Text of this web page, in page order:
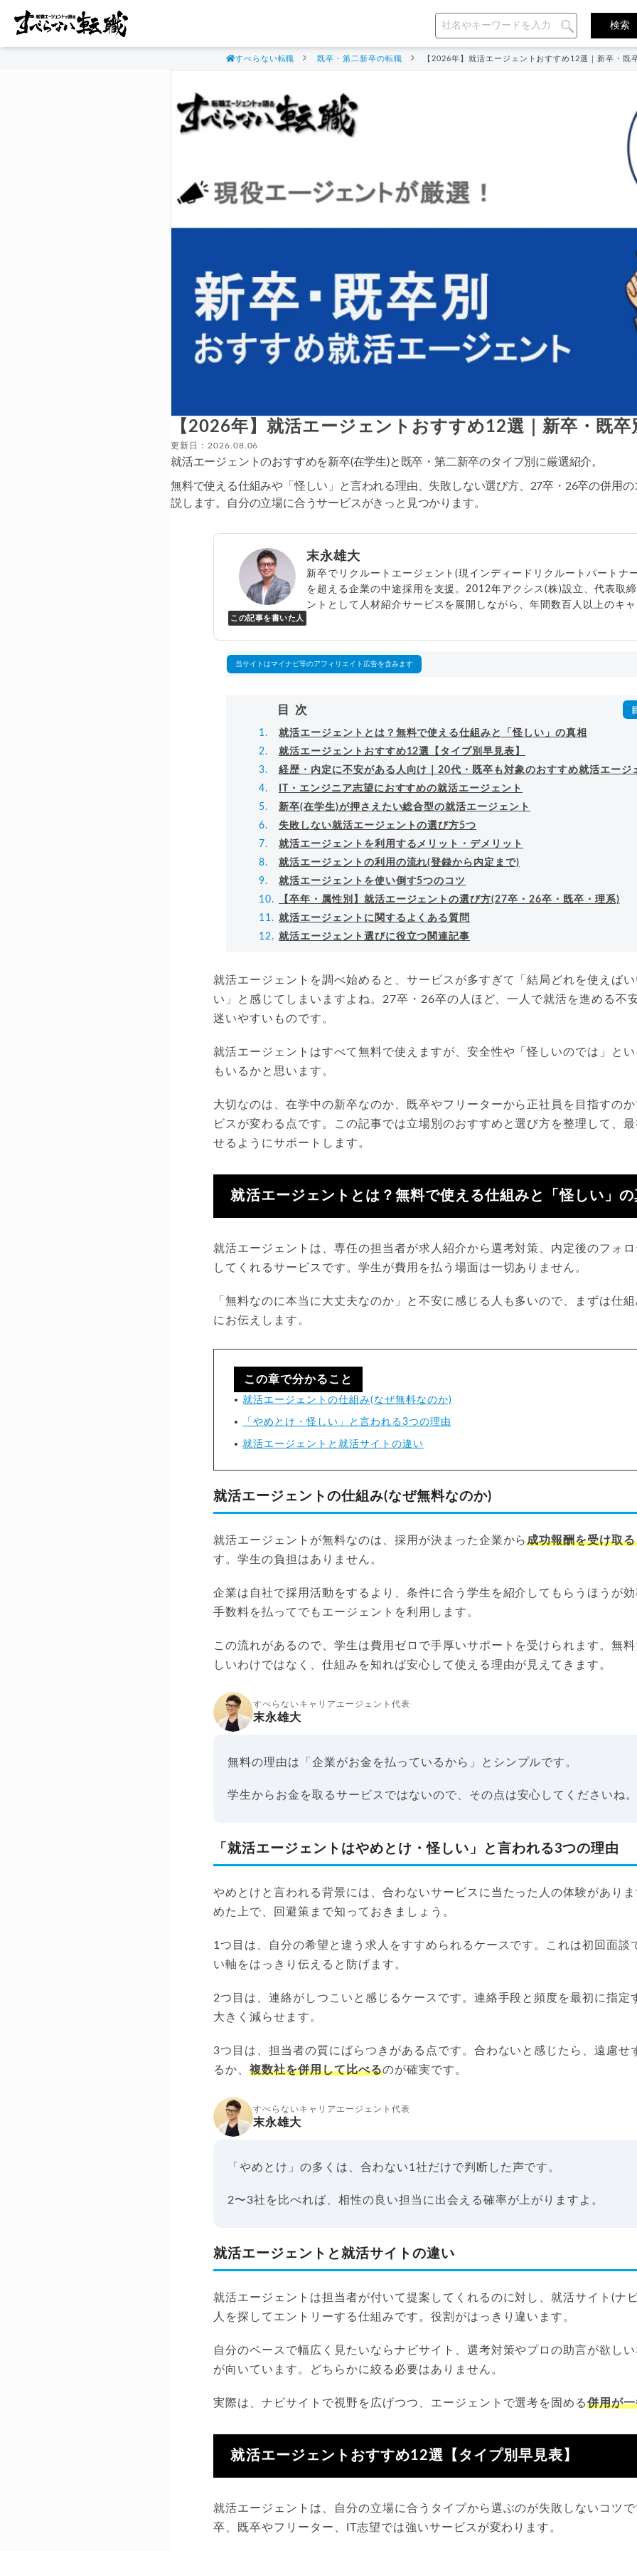
すべらない転職 既卒・第二新卒の転職 【2026年】就活エージェントおすすめ12選｜新卒・既
【2026年】就活エージェントおすすめ12選｜新卒・既卒
更新日：2026.08.06
就活エージェントのおすすめを新卒(在学生)と既卒・第二新卒のタイプ別に厳選紹介。
無料で使える仕組みや「怪しい」と言われる理由、失敗しない選び方、27卒・26卒の併用
説します。自分の立場に合うサービスがきっと見つかります。
この記事を書いた人
末永雄大
新卒でリクルートエージェント(現インディードリクルートパートナ
を超える企業の中途採用を支援。2012年アクシス(株)設立、代表取
ントとして人材紹介サービスを展開しながら、年間数百人以上のキ
当サイトはマイナビ等のアフィリエイト広告を含みます
目次
就活エージェントとは？無料で使える仕組みと「怪しい」の真相
就活エージェントおすすめ12選【タイプ別早見表】
経歴・内定に不安がある人向け｜20代・既卒も対象のおすすめ就活エージ
IT・エンジニア志望におすすめの就活エージェント
新卒(在学生)が押さえたい総合型の就活エージェント
失敗しない就活エージェントの選び方5つ
就活エージェントを利用するメリット・デメリット
就活エージェントの利用の流れ(登録から内定まで)
就活エージェントを使い倒す5つのコツ
【卒年・属性別】就活エージェントの選び方(27卒・26卒・既卒・理系)
就活エージェントに関するよくある質問
就活エージェント選びに役立つ関連記事
就活エージェントを調べ始めると、サービスが多すぎて「結局どれを使えば
い」と感じてしまいますよね。27卒・26卒の人ほど、一人で就活を進める不
迷いやすいものです。
就活エージェントはすべて無料で使えますが、安全性や「怪しいのでは」と
もいるかと思います。
大切なのは、在学中の新卒なのか、既卒やフリーターから正社員を目指すの
ビスが変わる点です。この記事では立場別のおすすめと選び方を整理して、
せるようにサポートします。
就活エージェントとは？無料で使える仕組みと「怪しい」
就活エージェントは、専任の担当者が求人紹介から選考対策、内定後のフォ
してくれるサービスです。学生が費用を払う場面は一切ありません。
「無料なのに本当に大丈夫なのか」と不安に感じる人も多いので、まずは仕
にお伝えします。
この章で分かること
就活エージェントの仕組み(なぜ無料なのか)
「やめとけ・怪しい」と言われる3つの理由
就活エージェントと就活サイトの違い
就活エージェントの仕組み(なぜ無料なのか)
就活エージェントが無料なのは、採用が決まった企業から成功報酬を受け取
す。学生の負担はありません。
企業は自社で採用活動をするより、条件に合う学生を紹介してもらうほうが
手数料を払ってでもエージェントを利用します。
この流れがあるので、学生は費用ゼロで手厚いサポートを受けられます。無
しいわけではなく、仕組みを知れば安心して使える理由が見えてきます。
すべらないキャリアエージェント代表
末永雄大
無料の理由は「企業がお金を払っているから」とシンプルです。
学生からお金を取るサービスではないので、その点は安心してくださいね
「就活エージェントはやめとけ・怪しい」と言われる3つの理由
やめとけと言われる背景には、合わないサービスに当たった人の体験があり
めた上で、回避策まで知っておきましょう。
1つ目は、自分の希望と違う求人をすすめられるケースです。これは初回面談
い軸をはっきり伝えると防げます。
2つ目は、連絡がしつこいと感じるケースです。連絡手段と頻度を最初に指定
大きく減らせます。
3つ目は、担当者の質にばらつきがある点です。合わないと感じたら、遠慮せ
るか、複数社を併用して比べるのが確実です。
すべらないキャリアエージェント代表
末永雄大
「やめとけ」の多くは、合わない1社だけで判断した声です。
2〜3社を比べれば、相性の良い担当に出会える確率が上がりますよ。
就活エージェントと就活サイトの違い
就活エージェントは担当者が付いて提案してくれるのに対し、就活サイト(ナ
人を探してエントリーする仕組みです。役割がはっきり違います。
自分のペースで幅広く見たいならナビサイト、選考対策やプロの助言が欲し
が向いています。どちらかに絞る必要はありません。
実際は、ナビサイトで視野を広げつつ、エージェントで選考を固める併用が
就活エージェントおすすめ12選【タイプ別早見表】
就活エージェントは、自分の立場に合うタイプから選ぶのが失敗しないコツ
卒、既卒やフリーター、IT志望では強いサービスが変わります。